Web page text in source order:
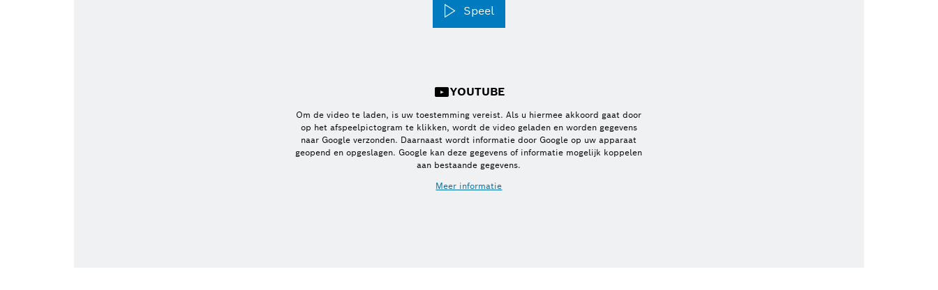
Speel
YOUTUBE
Om de video te laden, is uw toestemming vereist. Als u hiermee akkoord gaat door
op het afspeelpictogram te klikken, wordt de video geladen en worden gegevens
naar Google verzonden. Daarnaast wordt informatie door Google op uw apparaat
geopend en opgeslagen. Google kan deze gegevens of informatie mogelijk koppelen
aan bestaande gegevens.
Meer informatie